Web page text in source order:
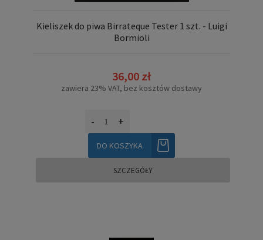
Kieliszek do piwa Birrateque Tester 1 szt. - Luigi
Bormioli
36,00 zł
zawiera 23% VAT, bez kosztów dostawy
- +
DO KOSZYKA
SZCZEGÓŁY